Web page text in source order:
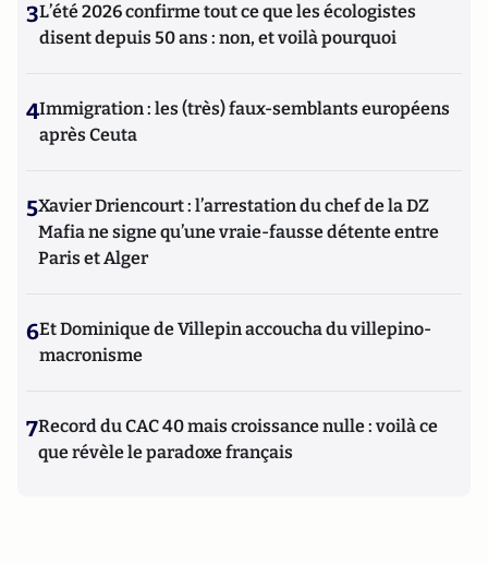
3L’été 2026 confirme tout ce que les écologistes
disent depuis 50 ans : non, et voilà pourquoi
4Immigration : les (très) faux-semblants européens
après Ceuta
5Xavier Driencourt : l’arrestation du chef de la DZ
Mafia ne signe qu’une vraie-fausse détente entre
Paris et Alger
6Et Dominique de Villepin accoucha du villepino-
macronisme
7Record du CAC 40 mais croissance nulle : voilà ce
que révèle le paradoxe français